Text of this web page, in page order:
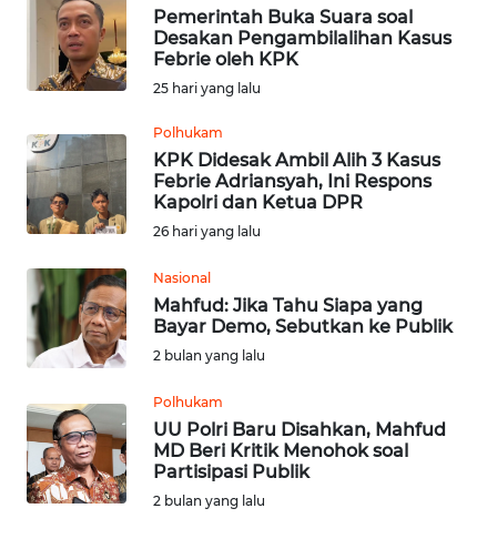
Pemerintah Buka Suara soal
Desakan Pengambilalihan Kasus
Febrie oleh KPK
25 hari yang lalu
Polhukam
KPK Didesak Ambil Alih 3 Kasus
Febrie Adriansyah, Ini Respons
Kapolri dan Ketua DPR
26 hari yang lalu
Nasional
Mahfud: Jika Tahu Siapa yang
Bayar Demo, Sebutkan ke Publik
2 bulan yang lalu
Polhukam
UU Polri Baru Disahkan, Mahfud
MD Beri Kritik Menohok soal
Partisipasi Publik
2 bulan yang lalu
OPINI
Informasi
INDEKS
BERITA
KONTAK
KAMI
INFO
IKLAN
KAMI
PEDOMAN
MEDIA
SIBER